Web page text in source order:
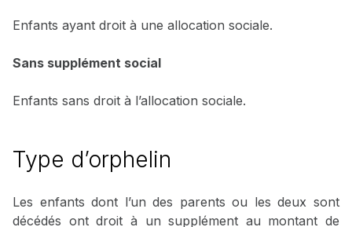
Enfants ayant droit à une allocation sociale.
Sans supplément social
Enfants sans droit à l’allocation sociale.
Type d’orphelin
Les enfants dont l’un des parents ou les deux sont
décédés ont droit à un supplément au montant de